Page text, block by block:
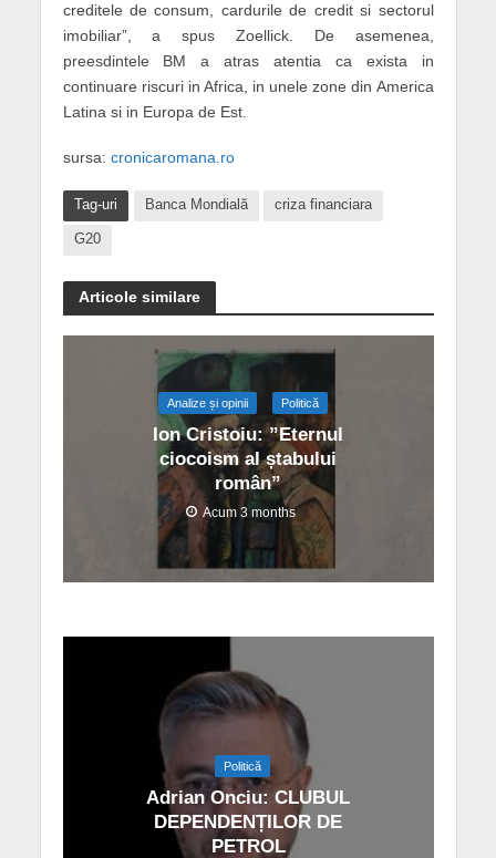
creditele de consum, cardurile de credit si sectorul
imobiliar”, a spus Zoellick. De asemenea,
preesdintele BM a atras atentia ca exista in
continuare riscuri in Africa, in unele zone din America
Latina si in Europa de Est.
sursa: cronicaromana.ro
Tag-uri Banca Mondială criza financiara
G20
Articole similare
Analize și opinii Politică
Ion Cristoiu: ”Eternul
ciocoism al ștabului
român”
Acum 3 months
Politică
Adrian Onciu: CLUBUL
DEPENDENȚILOR DE
PETROL